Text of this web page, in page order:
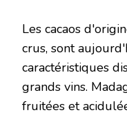
Les cacaos
crus, sont
caractéristiques
grands vins.
fruitées et